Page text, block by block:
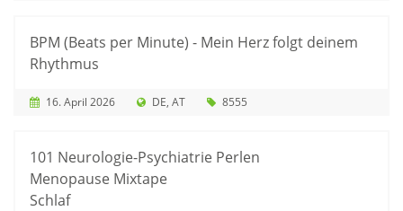
BPM (Beats per Minute) - Mein Herz folgt deinem
Rhythmus
16. April 2026 DE AT 8555
101 Neurologie-Psychiatrie Perlen
Menopause Mixtape
Schlaf